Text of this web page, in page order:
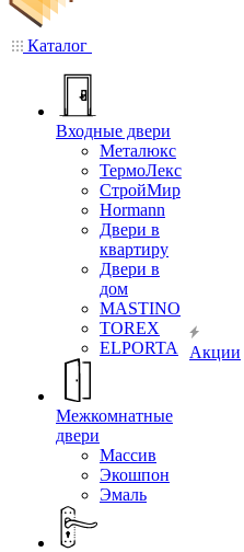
Каталог
Входные двери
Металюкс
ТермоЛекс
СтройМир
Hormann
Двери в
квартиру
Двери в
дом
MASTINO
TOREX
ELPORTA
Межкомнатные
двери
Массив
Экошпон
Эмаль
Акции